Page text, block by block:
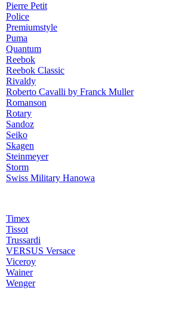
Pierre Petit
Police
Premiumstyle
Puma
Quantum
Reebok
Reebok Classic
Rivaldy
Roberto Cavalli by Franck Muller
Romanson
Rotary
Sandoz
Seiko
Skagen
Steinmeyer
Storm
Swiss Military Hanowa
Timex
Tissot
Trussardi
VERSUS Versace
Viceroy
Wainer
Wenger